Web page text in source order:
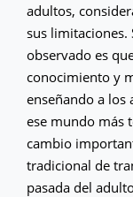
adultos,
sus limitaciones.
observado es
conocimiento y
enseñando a los
ese mundo más
cambio
tradicional de
pasada del